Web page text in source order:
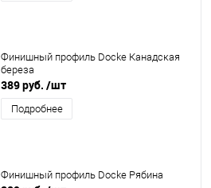
Финишный профиль Docke Канадская
береза
389 руб. /шт
Подробнее
Финишный профиль Docke Рябина